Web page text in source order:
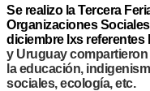
Se realizo la Tercera
Organizaciones
diciembre lxs referentes
y Uruguay
laeducación,
sociales, ecología, etc.